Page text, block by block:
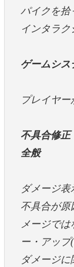
パイクを拾
インタラク
ゲームシス
プレイヤ
不具合修正
全般
ダメージ
不具合が原
メージで
ー・アッ
ダメージに